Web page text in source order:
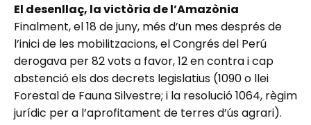
El desenllaç, la victòria de l’Amazònia
Finalment, el 18 de juny, més d’un mes després de
l’inici de les mobilitzacions, el Congrés del Perú
derogava per 82 vots a favor, 12 en contra i cap
abstenció els dos decrets legislatius (1090 o llei
Forestal de Fauna Silvestre; i la resolució 1064, règim
jurídic per a l’aprofitament de terres d’ús agrari).